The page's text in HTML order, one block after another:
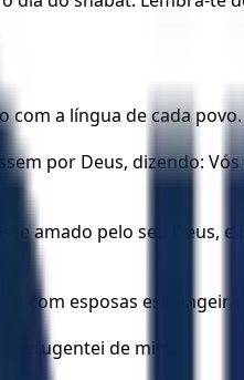
com a língua de cada povo.
por Deus, dizendo:
amado pelo seu Deus,
com esposas estrangeiras?
afugentei de mim.